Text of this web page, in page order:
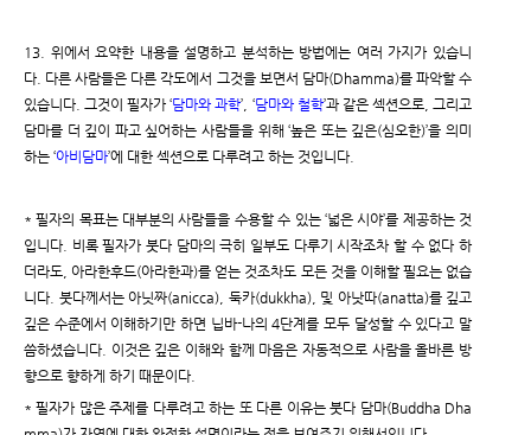
13. 위에서 요약한 내용을 설명하고 분석하는 방법에는 여러 가지가 있습니
다. 다른 사람들은 다른 각도에서 그것을 보면서 담마(Dhamma)를 파악할 수
있습니다. 그것이 필자가 ‘담마와 과학’, ‘담마와 철학’과 같은 섹션으로, 그리고
담마를 더 깊이 파고 싶어하는 사람들을 위해 ‘높은 또는 깊은(심오한)’을 의미
하는 ‘아비담마’에 대한 섹션으로 다루려고 하는 것입니다.
* 필자의 목표는 대부분의 사람들을 수용할 수 있는 ‘넓은 시야’를 제공하는 것
입니다. 비록 필자가 붓다 담마의 극히 일부도 다루기 시작조차 할 수 없다 하
더라도, 아라한후드(아라한과)를 얻는 것조차도 모든 것을 이해할 필요는 없습
니다. 붓다께서는 아닛짜(anicca), 둑카(dukkha), 및 아낫따(anatta)를 깊고
깊은 수준에서 이해하기만 하면 닙바-나의 4단계를 모두 달성할 수 있다고 말
씀하셨습니다. 이것은 깊은 이해와 함께 마음은 자동적으로 사람을 올바른 방
향으로 향하게 하기 때문이다.
* 필자가 많은 주제를 다루려고 하는 또 다른 이유는 붓다 담마(Buddha Dha